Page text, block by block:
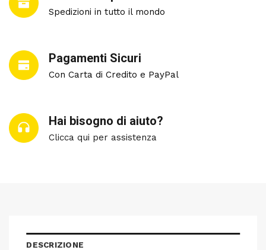
Spedizioni in tutto il mondo
Pagamenti Sicuri
Con Carta di Credito e PayPal
Hai bisogno di aiuto?
Clicca qui per assistenza
DESCRIZIONE